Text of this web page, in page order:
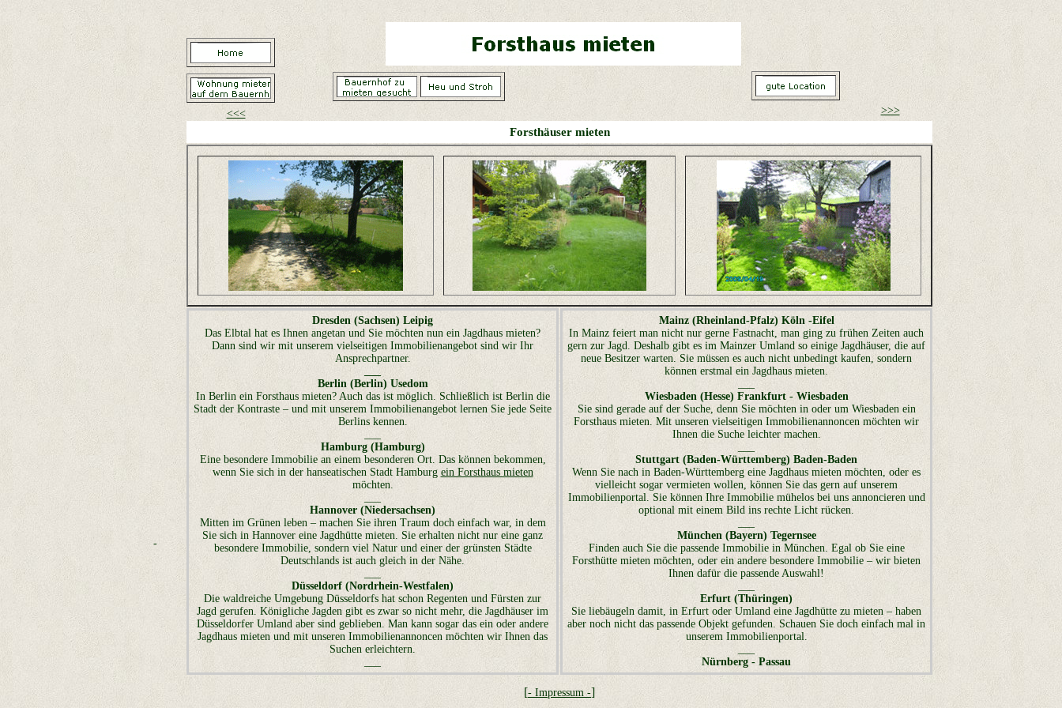
-
<<< >>>
Forsthäuser mieten
Dresden (Sachsen) Leipig
Das Elbtal hat es Ihnen angetan und Sie möchten nun ein Jagdhaus mieten?
Dann sind wir mit unserem vielseitigen Immobilienangebot sind wir Ihr
Ansprechpartner.
___
Berlin (Berlin) Usedom
In Berlin ein Forsthaus mieten? Auch das ist möglich. Schließlich ist Berlin die
Stadt der Kontraste – und mit unserem Immobilienangebot lernen Sie jede Seite
Berlins kennen.
Hamburg (Hamburg)
Eine besondere Immobilie an einem besonderen Ort. Das können bekommen,
wenn Sie sich in der hanseatischen Stadt Hamburg ein Forsthaus mieten
möchten.
Hannover (Niedersachsen)
Mitten im Grünen leben – machen Sie ihren Traum doch einfach war, in dem
Sie sich in Hannover eine Jagdhütte mieten. Sie erhalten nicht nur eine ganz
besondere Immobilie, sondern viel Natur und einer der grünsten Städte
Deutschlands ist auch gleich in der Nähe.
___
Düsseldorf (Nordrhein-Westfalen)
Die waldreiche Umgebung Düsseldorfs hat schon Regenten und Fürsten zur
Jagd gerufen. Königliche Jagden gibt es zwar so nicht mehr, die Jagdhäuser im
Düsseldorfer Umland aber sind geblieben. Man kann sogar das ein oder andere
Jagdhaus mieten und mit unseren Immobilienannoncen möchten wir Ihnen das
Suchen erleichtern.
___
Mainz (Rheinland-Pfalz) Köln -Eifel
In Mainz feiert man nicht nur gerne Fastnacht, man ging zu frühen Zeiten auch
gern zur Jagd. Deshalb gibt es im Mainzer Umland so einige Jagdhäuser, die auf
neue Besitzer warten. Sie müssen es auch nicht unbedingt kaufen, sondern
können erstmal ein Jagdhaus mieten.
Wiesbaden (Hesse) Frankfurt - Wiesbaden
Sie sind gerade auf der Suche, denn Sie möchten in oder um Wiesbaden ein
Forsthaus mieten. Mit unseren vielseitigen Immobilienannoncen möchten wir
Ihnen die Suche leichter machen.
Stuttgart (Baden-Württemberg) Baden-Baden
Wenn Sie nach in Baden-Württemberg eine Jagdhaus mieten möchten, oder es
vielleicht sogar vermieten wollen, können Sie das gern auf unserem
Immobilienportal. Sie können Ihre Immobilie mühelos bei uns annoncieren und
optional mit einem Bild ins rechte Licht rücken.
München (Bayern) Tegernsee
Finden auch Sie die passende Immobilie in München. Egal ob Sie eine
Forsthütte mieten möchten, oder ein andere besondere Immobilie – wir bieten
Ihnen dafür die passende Auswahl!
Erfurt (Thüringen)
Sie liebäugeln damit, in Erfurt oder Umland eine Jagdhütte zu mieten – haben
aber noch nicht das passende Objekt gefunden. Schauen Sie doch einfach mal in
unserem Immobilienportal.
Nürnberg - Passau
[- Impressum -]